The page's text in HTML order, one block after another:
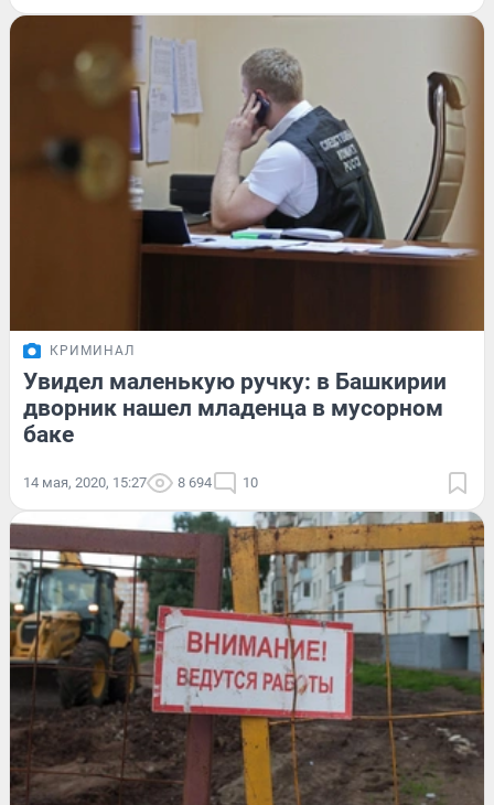
КРИМИНАЛ
Увидел маленькую ручку: в Башкирии
дворник нашел младенца в мусорном
баке
14 мая, 2020, 15:27 8 694 10